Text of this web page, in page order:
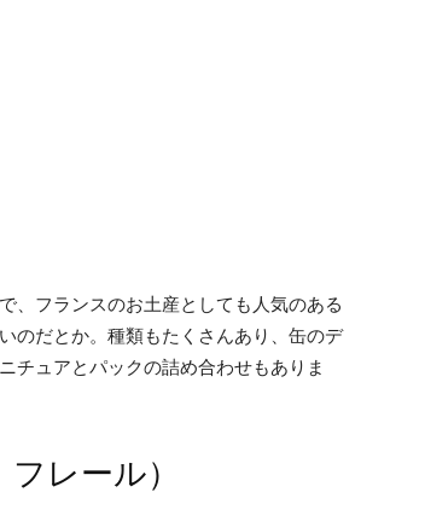
、フランスのお土産としても人気のある
のだとか。種類もたくさんあり、缶のデ
チュアとパックの詰め合わせもありま
レール）